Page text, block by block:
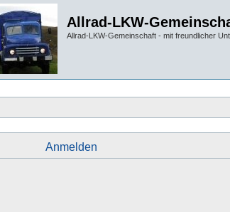
Allrad-LKW-
Allrad-LKW-Gemeinschaft - mit freundlicher
Anmelden